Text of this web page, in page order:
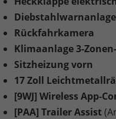
Rückfahrkamera
Klimaanlage 3-
Sitzheizung vorn
17 Zoll
[9WJ] Wireless App-
[PAA] Trailer Assist